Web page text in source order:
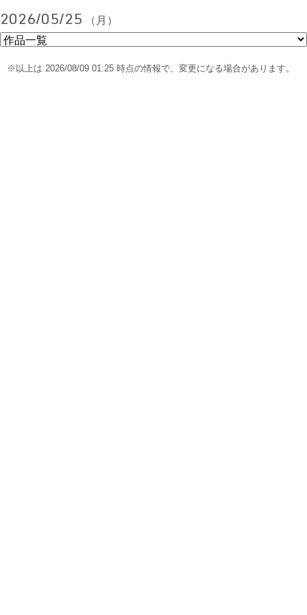
2026/05/25 （月）
※以上は 2026/08/09 01:25 時点の情報で、変更になる場合があります。